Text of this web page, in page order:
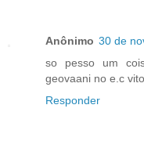
Anônimo 30 de
so pesso um
geovaani no e.c
Responder